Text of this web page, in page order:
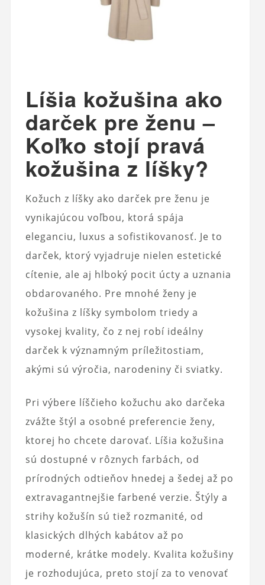
Líšia kožušina ako
darček pre ženu –
Koľko stojí pravá
kožušina z líšky?
Kožuch z líšky ako darček pre ženu je
vynikajúcou voľbou, ktorá spája
eleganciu, luxus a sofistikovanosť. Je to
darček, ktorý vyjadruje nielen estetické
cítenie, ale aj hlboký pocit úcty a uznania
obdarovaného. Pre mnohé ženy je
kožušina z líšky symbolom triedy a
vysokej kvality, čo z nej robí ideálny
darček k významným príležitostiam,
akými sú výročia, narodeniny či sviatky.
Pri výbere líščieho kožuchu ako darčeka
zvážte štýl a osobné preferencie ženy,
ktorej ho chcete darovať. Líšia kožušina
sú dostupné v rôznych farbách, od
prírodných odtieňov hnedej a šedej až po
extravagantnejšie farbené verzie. Štýly a
strihy kožušín sú tiež rozmanité, od
klasických dlhých kabátov až po
moderné, krátke modely. Kvalita kožušiny
je rozhodujúca, preto stojí za to venovať